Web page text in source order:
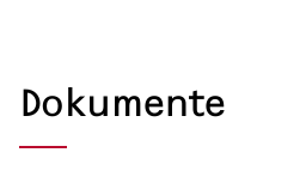
Dokumente